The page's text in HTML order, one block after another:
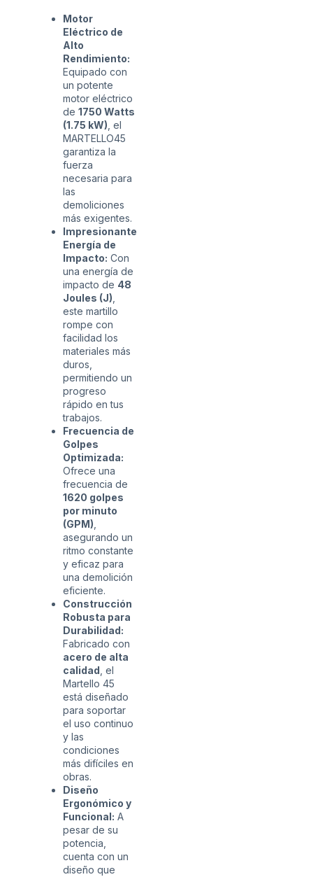
Motor
Eléctrico de
Alto
Rendimiento:
Equipado con
un potente
motor eléctrico
de 1750 Watts
(1.75 kW) , el
MARTELLO45
garantiza la
fuerza
necesaria para
las
demoliciones
más exigentes.
Impresionante
Energía de
Impacto: Con
una energía de
impacto de 48
Joules (J)
este martillo
rompe con
facilidad los
materiales más
duros,
permitiendo un
progreso
rápido en tus
trabajos.
Frecuencia de
Golpes
Optimizada:
Ofrece una
frecuencia de
1620 golpes
por minuto
(GPM)
asegurando un
ritmo constante
y eficaz para
una demolición
eficiente.
Construcción
Robusta para
Durabilidad:
Fabricado con
acero de alta
calidad , el
Martello 45
está diseñado
para soportar
el uso continuo
y las
condiciones
más difíciles en
obras.
Diseño
Ergonómico y
Funcional: A
pesar de su
potencia,
cuenta con un
diseño que